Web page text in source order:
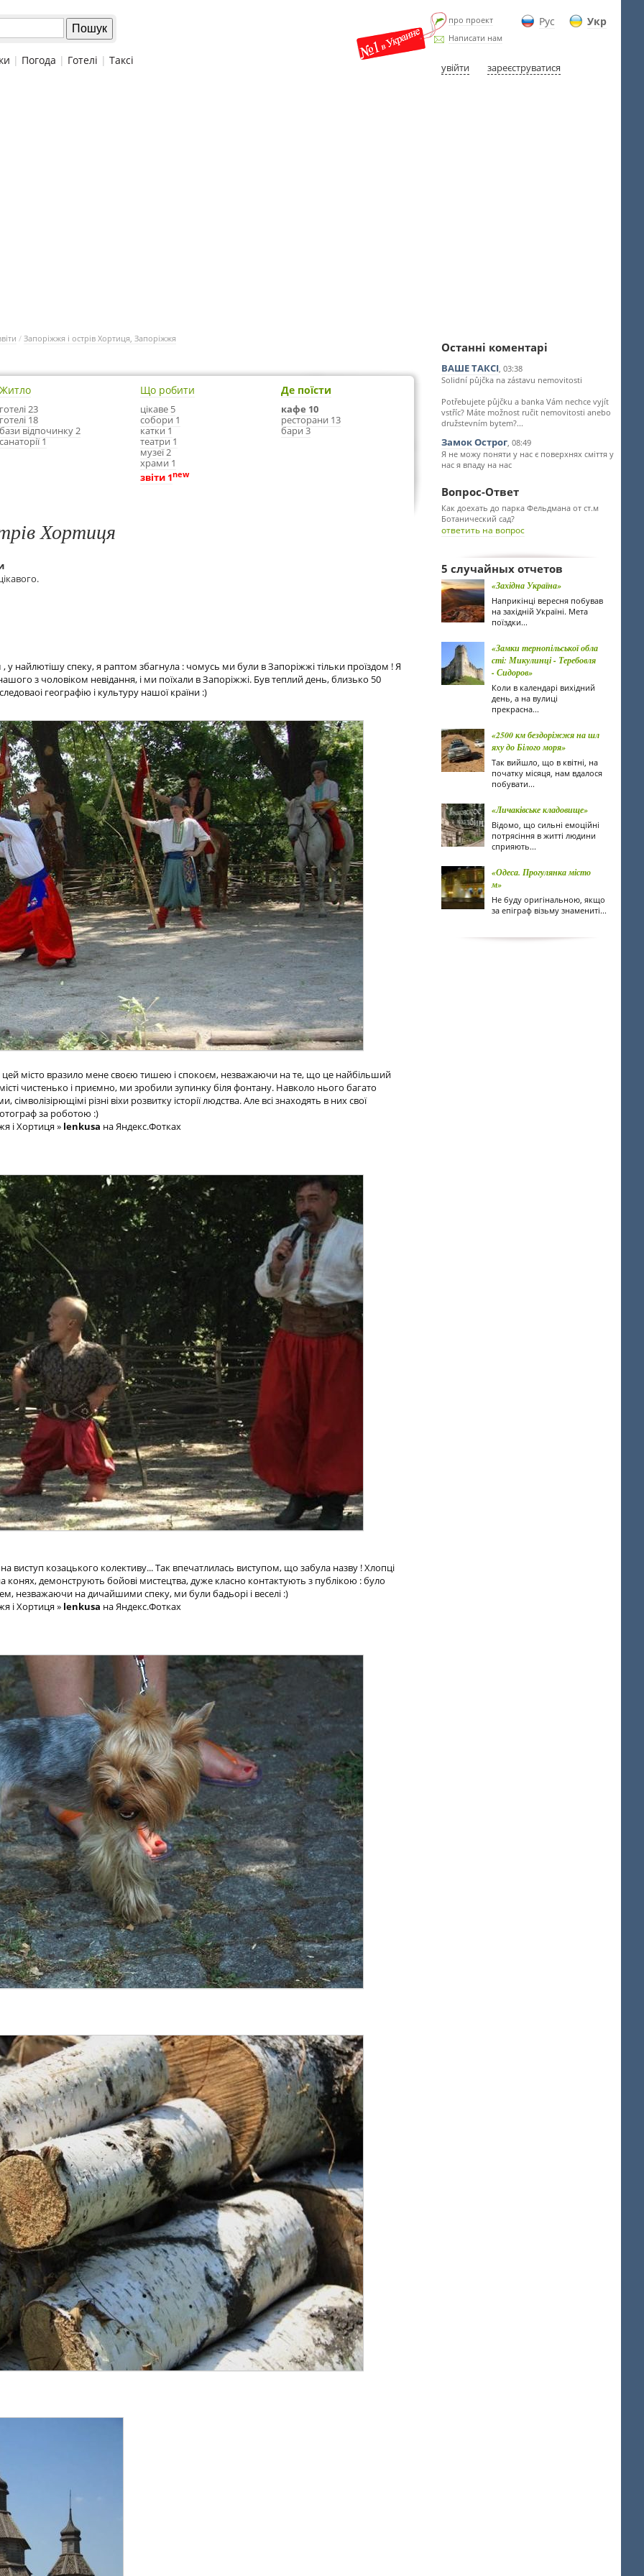
Рус Укр
про проект
Написати нам
увійти зареєструватися
| Погода | Готелі | Таксі
/ Запоріжжя і острів Хортиця, Запоріжжя
Житло
готелі 23
готелі 18
бази відпочинку 2
санаторії 1
Що робити
цікаве 5
собори 1
катки 1
театри 1
музеї 2
храми 1
звіти 1new
Де поїсти
кафе 10
ресторани 13
бари 3
Хортиця
найлютішу спеку, я раптом збагнула : чомусь ми були в Запоріжжі тільки проїздом ! Я
з чоловіком невідання, і ми поїхали в Запоріжжі. Був теплий день, близько 50
географію і культуру нашої країни :)
місто вразило мене своєю тишею і спокоєм, незважаючи на те, що це найбільший
чистенько і приємно, ми зробили зупинку біля фонтану. Навколо нього багато
різні віхи розвитку історії людства. Але всі знаходять в них свої
за роботою :)
і Хортиця » lenkusa на Яндекс.Фотках
виступ козацького колективу... Так впечатлилась виступом, що забула назву ! Хлопці
демонструють бойові мистецтва, дуже класно контактують з публікою : було
незважаючи на дичайшими спеку, ми були бадьорі і веселі :)
і Хортиця » lenkusa на Яндекс.Фотках
Останні коментарі
ВАШЕ ТАКСІ, 03:38
Solidní půjčka na zástavu nemovitosti
Potřebujete půjčku a banka Vám nechce vyjít
vstříc? Máte možnost ručit nemovitosti anebo
družstevním bytem?...
Замок Острог, 08:49
Я не можу поняти у нас є поверхнях сміття у
нас я впаду на нас
Вопрос-Ответ
Как доехать до парка Фельдмана от ст.м
Ботанический сад?
ответить на вопрос
5 случайных отчетов
«Західна Україна»
Наприкінці вересня побував
на західній Україні. Мета
поїздки...
«Замки тернопільської обла
сті: Микулинці - Теребовля
- Сидоров»
Коли в календарі вихідний
день, а на вулиці
прекрасна...
«2500 км бездоріжжя на шл
яху до Білого моря»
Так вийшло, що в квітні, на
початку місяця, нам вдалося
побувати...
«Личаківське кладовище»
Відомо, що сильні емоційні
потрясіння в житті людини
сприяють...
«Одеса. Прогулянка місто
м»
Не буду оригінальною, якщо
за епіграф візьму знамениті...